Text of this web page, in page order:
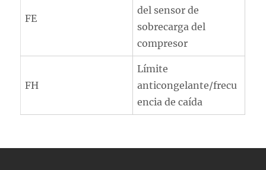
FE
del sensor de
sobrecarga del
compresor
FH
Límite
anticongelante/frecu
encia de caída